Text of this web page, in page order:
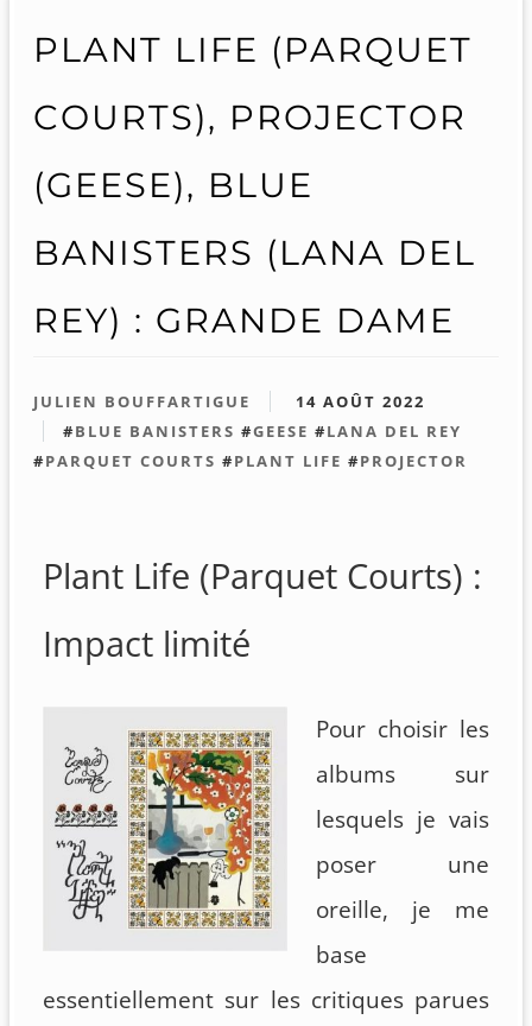
PLANT LIFE (PARQUET
COURTS), PROJECTOR
(GEESE), BLUE
BANISTERS (LANA DEL
REY) : GRANDE DAME
JULIEN BOUFFARTIGUE
14 AOÛT 2022
#BLUE BANISTERS #GEESE #LANA DEL REY
#PARQUET COURTS #PLANT LIFE #PROJECTOR
Plant Life (Parquet Courts) :
Impact limité
Pour choisir les
albums sur
lesquels je vais
poser une
oreille, je me
base
essentiellement sur les critiques parues